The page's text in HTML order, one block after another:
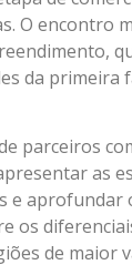
O encontro
da primeira
parceiros
as
e aprofundar
os
de maior